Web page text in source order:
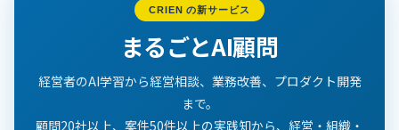
CRIEN の新サービス
まるごとAI顧問
経営者のAI学習から経営相談、業務改善、プロダクト開発
まで。